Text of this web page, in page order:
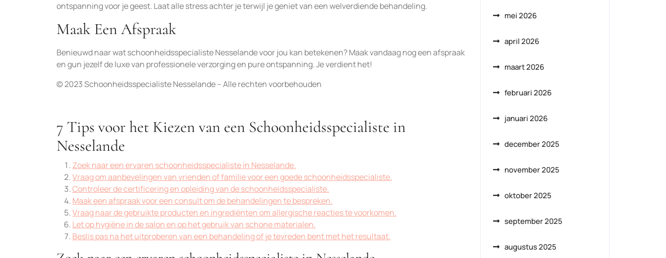
ontspanning voor je geest. Laat alle stress achter je terwijl je geniet van een welverdiende behandeling.
Maak Een Afspraak
Benieuwd naar wat schoonheidsspecialiste Nesselande voor jou kan betekenen? Maak vandaag nog een afspraak
en gun jezelf de luxe van professionele verzorging en pure ontspanning. Je verdient het!
© 2023 Schoonheidsspecialiste Nesselande – Alle rechten voorbehouden
7 Tips voor het Kiezen van een Schoonheidsspecialiste in
Nesselande
Zoek naar een ervaren schoonheidsspecialiste in Nesselande.
Vraag om aanbevelingen van vrienden of familie voor een goede schoonheidsspecialiste.
Controleer de certificering en opleiding van de schoonheidsspecialiste.
Maak een afspraak voor een consult om de behandelingen te bespreken.
Vraag naar de gebruikte producten en ingrediënten om allergische reacties te voorkomen.
Let op hygiëne in de salon en op het gebruik van schone materialen.
Beslis pas na het uitproberen van een behandeling of je tevreden bent met het resultaat.
mei 2026
april 2026
maart 2026
februari 2026
januari 2026
december 2025
november 2025
oktober 2025
september 2025
augustus 2025